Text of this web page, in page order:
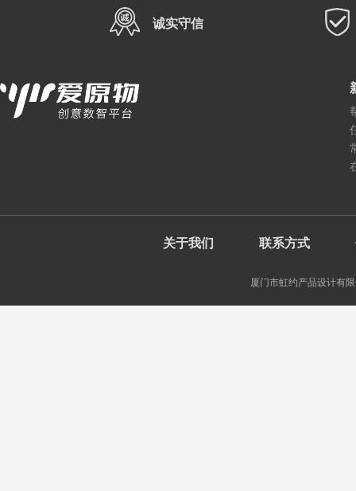
诚实守信
关于我们 联系方式
厦门市虹约产品设计有